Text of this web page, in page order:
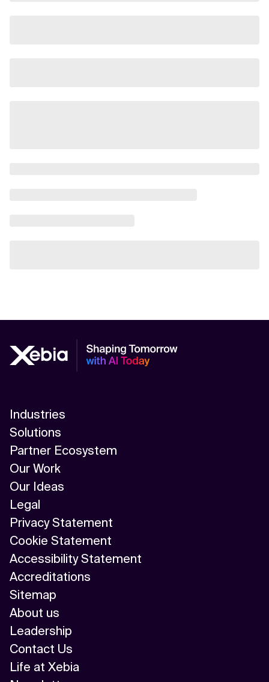
Industries
Solutions
Partner Ecosystem
Our Work
Our Ideas
Legal
Privacy Statement
Cookie Statement
Accessibility Statement
Accreditations
Sitemap
About us
Leadership
Contact Us
Life at Xebia